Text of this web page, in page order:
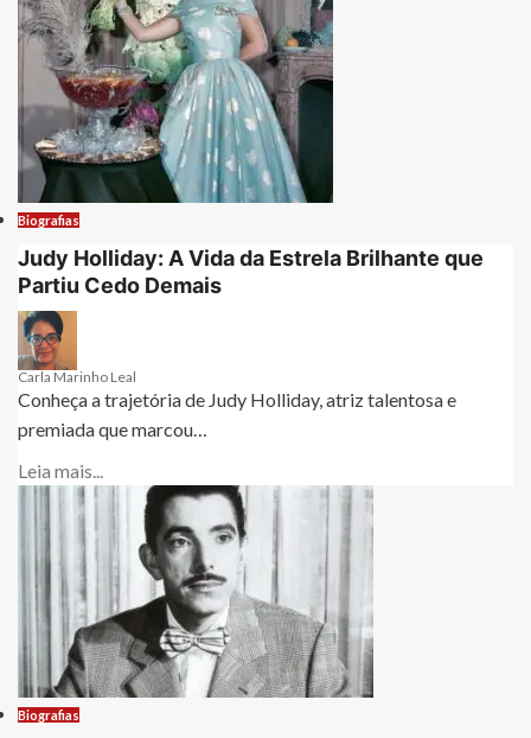
Biografias
Judy Holliday: A Vida da Estrela Brilhante que
Partiu Cedo Demais
Carla Marinho Leal
Conheça a trajetória de Judy Holliday, atriz talentosa e
premiada que marcou…
Leia mais...
Biografias